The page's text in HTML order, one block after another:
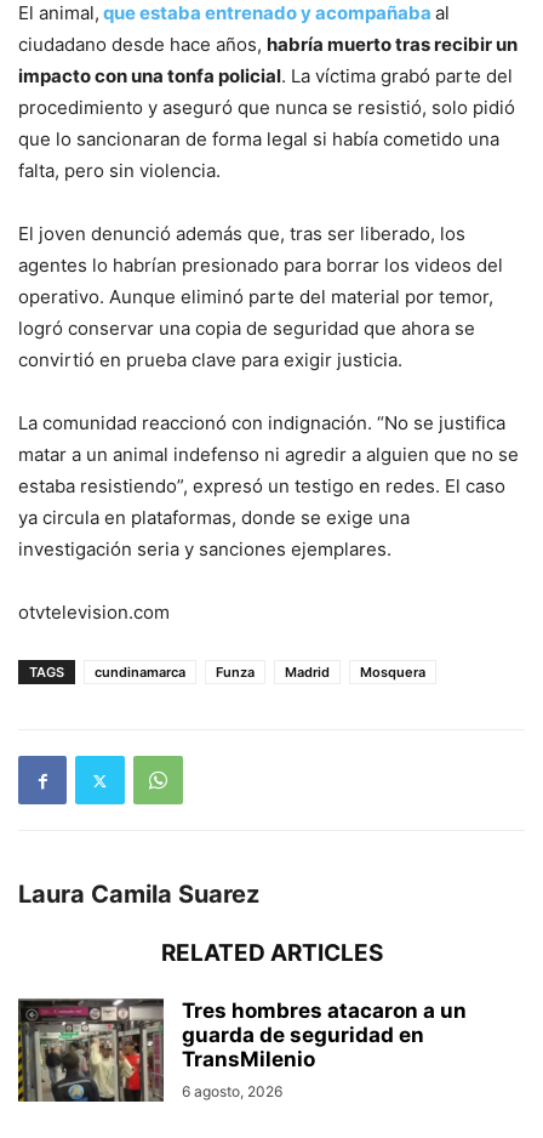
El animal, que estaba entrenado y acompañaba al
ciudadano desde hace años, habría muerto tras recibir un
impacto con una tonfa policial. La víctima grabó parte del
procedimiento y aseguró que nunca se resistió, solo pidió
que lo sancionaran de forma legal si había cometido una
falta, pero sin violencia.
El joven denunció además que, tras ser liberado, los
agentes lo habrían presionado para borrar los videos del
operativo. Aunque eliminó parte del material por temor,
logró conservar una copia de seguridad que ahora se
convirtió en prueba clave para exigir justicia.
La comunidad reaccionó con indignación. “No se justifica
matar a un animal indefenso ni agredir a alguien que no se
estaba resistiendo”, expresó un testigo en redes. El caso
ya circula en plataformas, donde se exige una
investigación seria y sanciones ejemplares.
otvtelevision.com
TAGS cundinamarca Funza Madrid Mosquera
Laura Camila Suarez
RELATED ARTICLES
Tres hombres atacaron a un
guarda de seguridad en
TransMilenio
6 agosto, 2026